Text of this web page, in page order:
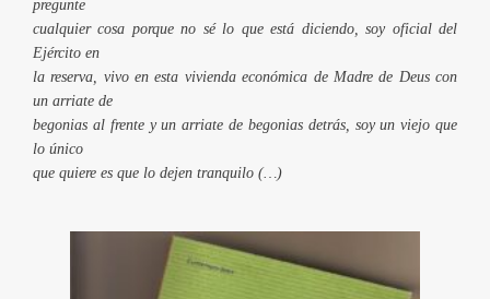
pregunte
cualquier cosa porque no sé lo que está diciendo, soy oficial del
Ejército en
la reserva, vivo en esta vivienda económica de Madre de Deus con
un arriate de
begonias al frente y un arriate de begonias detrás, soy un viejo que
lo único
que quiere es que lo dejen tranquilo (…)